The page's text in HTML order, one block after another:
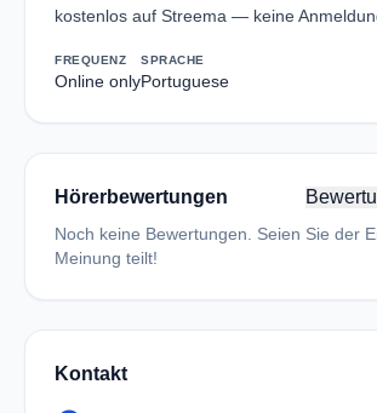
kostenlos auf Streema — keine
FREQUENZ
Online only
SPRACHE
Portuguese
Hörerbewertungen
Noch keine Bewertungen. Seien Sie der
Meinung teilt!
Kontakt